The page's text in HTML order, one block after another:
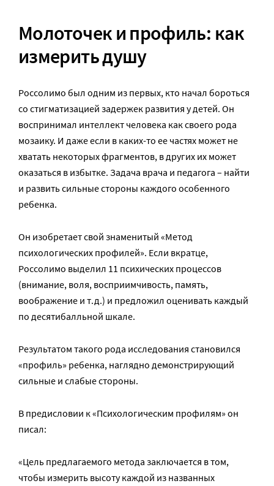
Молоточек и профиль: как
измерить душу
Россолимо был одним из первых, кто начал бороться
со стигматизацией задержек развития у детей. Он
воспринимал интеллект человека как своего рода
мозаику. И даже если в каких-то ее частях может не
хватать некоторых фрагментов, в других их может
оказаться в избытке. Задача врача и педагога – найти
и развить сильные стороны каждого особенного
ребенка.
Он изобретает свой знаменитый «Метод
психологических профилей». Если вкратце,
Россолимо выделил 11 психических процессов
(внимание, воля, восприимчивость, память,
воображение и т.д.) и предложил оценивать каждый
по десятибалльной шкале.
Результатом такого рода исследования становился
«профиль» ребенка, наглядно демонстрирующий
сильные и слабые стороны.
В предисловии к «Психологическим профилям» он
писал:
«Цель предлагаемого метода заключается в том,
чтобы измерить высоту каждой из названных